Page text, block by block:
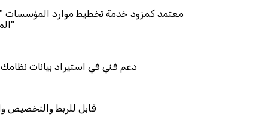
معتمد كمزود خدمة تخطيط
دعم فني في
قابل